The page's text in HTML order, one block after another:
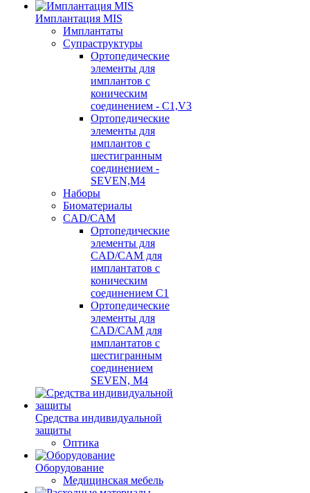
Имплантация MIS
Имплантаты
Супраструктуры
Ортопедические
элементы для
имплантов с
коническим
соединением - C1,V3
Ортопедические
элементы для
имплантов с
шестигранным
соединением -
SEVEN,M4
Наборы
Биоматериалы
CAD/CAM
Ортопедические
элементы для
CAD/CAM для
имплантатов с
коническим
соединением С1
Ортопедические
элементы для
CAD/CAM для
имплантатов с
шестигранным
соединением
SEVEN, М4
Средства индивидуальной
защиты
Оптика
Оборудование
Медицинская мебель